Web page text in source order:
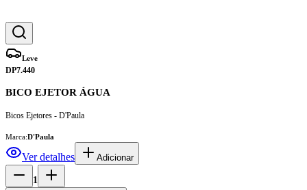
Leve
DP7.440
BICO EJETOR ÁGUA
Bicos Ejetores - D'Paula
Marca:D'Paula
Ver detalhes Adicionar
1